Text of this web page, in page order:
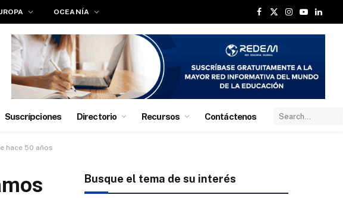
OCEANÍA
Facebook
X
Instagram
YouTube
Suscrípciones Directorio Recursos Contáctenos
hace 50 años
Busque el tema de su interés